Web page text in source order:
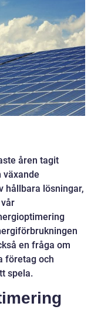
åren tagit
växande
hållbara lösningar,
en fråga om
företag och
spela.